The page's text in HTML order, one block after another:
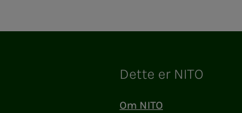
Dette er NITO
Om NITO